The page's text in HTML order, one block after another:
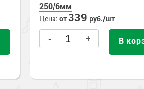
250/6мм
Цена: от339 руб./шт
- + В